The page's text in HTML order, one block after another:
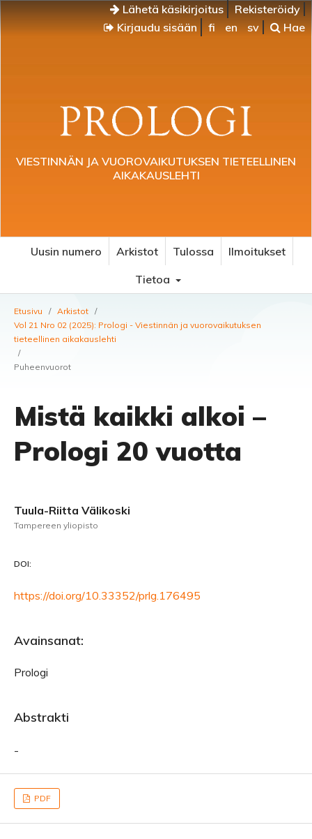
Lähetä käsikirjoitus
Rekisteröidy
Kirjaudu sisään
fi en sv Hae
VIESTINNÄN JA VUOROVAIKUTUKSEN TIETEELLINEN
AIKAKAUSLEHTI
Uusin numero Arkistot Tulossa
Ilmoitukset
Tietoa
Etusivu / Arkistot /
Vol 21 Nro 02 (2025): Prologi - Viestinnän ja vuorovaikutuksen
tieteellinen aikakauslehti
/
Puheenvuorot
Mistä kaikki alkoi –
Prologi 20 vuotta
Tuula-Riitta Välikoski
Tampereen yliopisto
DOI:
https://doi.org/10.33352/prlg.176495
Avainsanat:
Prologi
Abstrakti
-
PDF